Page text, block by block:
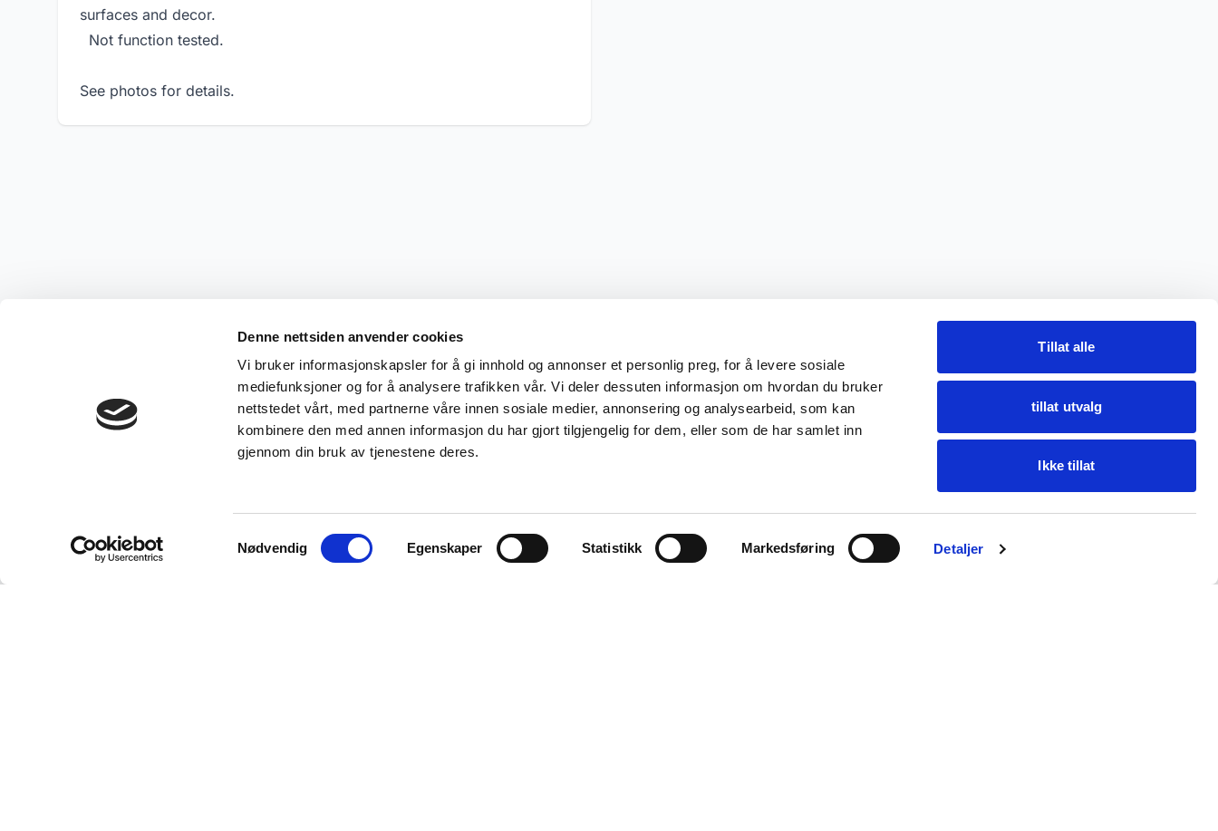
Denne nettsiden anvender cookies
Vi bruker informasjonskapsler for å gi innhold og annonser et personlig preg, for å levere sosiale
mediefunksjoner og for å analysere trafikken vår. Vi deler dessuten informasjon om hvordan du bruker
nettstedet vårt, med partnerne våre innen sosiale medier, annonsering og analysearbeid, som kan
kombinere den med annen informasjon du har gjort tilgjengelig for dem, eller som de har samlet inn
gjennom din bruk av tjenestene deres.
Samtykkevalg
Nødvendig Egenskaper Statistikk Markedsføring Detaljer
Tillat alle
tillat utvalg
Ikke tillat
surfaces and decor.
Not function tested.
See photos for details.